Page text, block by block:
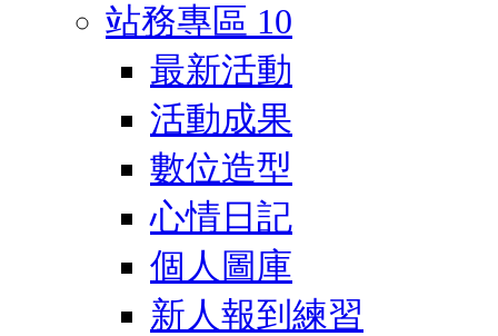
站務專區 10
最新活動
活動成果
數位造型
心情日記
個人圖庫
新人報到練習